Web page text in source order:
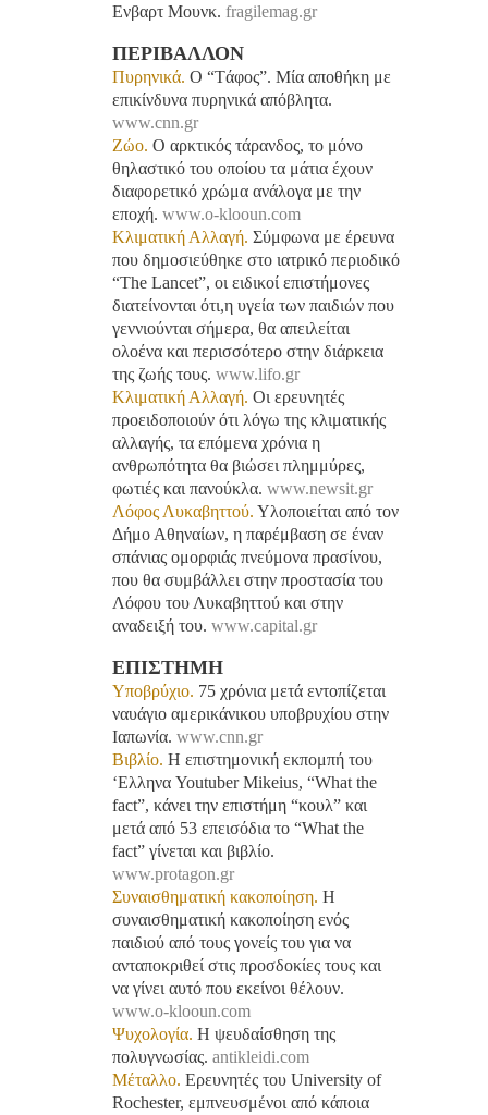
Ενβαρτ Μουνκ. fragilemag.gr
ΠΕΡΙΒΑΛΛΟΝ
Πυρηνικά. Ο “Tάφος”. Μία αποθήκη με
επικίνδυνα πυρηνικά απόβλητα.
www.cnn.gr
Ζώο. Ο αρκτικός τάρανδος, το μόνο
θηλαστικό του οποίου τα μάτια έχουν
διαφορετικό χρώμα ανάλογα με την
εποχή. www.o-klooun.com
Κλιματική Αλλαγή. Σύμφωνα με έρευνα
που δημοσιεύθηκε στο ιατρικό περιοδικό
“Τhe Lancet”, οι ειδικοί επιστήμονες
διατείνονται ότι,η υγεία των παιδιών που
γεννιούνται σήμερα, θα απειλείται
ολοένα και περισσότερο στην διάρκεια
της ζωής τους. www.lifo.gr
Κλιματική Αλλαγή. Οι ερευνητές
προειδοποιούν ότι λόγω της κλιματικής
αλλαγής, τα επόμενα χρόνια η
ανθρωπότητα θα βιώσει πλημμύρες,
φωτιές και πανούκλα. www.newsit.gr
Λόφος Λυκαβηττού. Υλοποιείται από τον
Δήμο Αθηναίων, η παρέμβαση σε έναν
σπάνιας ομορφιάς πνεύμονα πρασίνου,
που θα συμβάλλει στην προστασία του
Λόφου του Λυκαβηττού και στην
αναδειξή του. www.capital.gr
ΕΠΙΣΤΗΜΗ
Υποβρύχιο. 75 χρόνια μετά εντοπίζεται
ναυάγιο αμερικάνικου υποβρυχίου στην
Ιαπωνία. www.cnn.gr
Βιβλίο. Η επιστημονική εκπομπή του
‘Ελληνα Youtuber Mikeius, “What the
fact”, κάνει την επιστήμη “κουλ” και
μετά από 53 επεισόδια το “What the
fact” γίνεται και βιβλίο.
www.protagon.gr
Συναισθηματική κακοποίηση. Η
συναισθηματική κακοποίηση ενός
παιδιού από τους γονείς του για να
ανταποκριθεί στις προσδοκίες τους και
να γίνει αυτό που εκείνοι θέλουν.
www.o-klooun.com
Ψυχολογία. Η ψευδαίσθηση της
πολυγνωσίας. antikleidi.com
Μέταλλο. Ερευνητές του University of
Rochester, εμπνευσμένοι από κάποια